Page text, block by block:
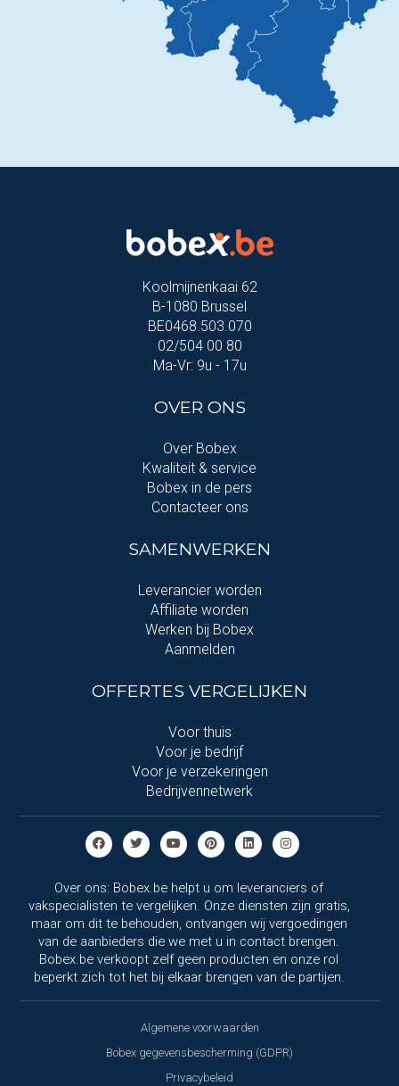
Koolmijnenkaai 62
B-1080 Brussel
BE0468.503.070
02/504 00 80
Ma-Vr: 9u - 17u
OVER ONS
Over Bobex
Kwaliteit & service
Bobex in de pers
Contacteer ons
SAMENWERKEN
Leverancier worden
Affiliate worden
Werken bij Bobex
Aanmelden
OFFERTES VERGELIJKEN
Voor thuis
Voor je bedrijf
Voor je verzekeringen
Bedrijvennetwerk
Over ons: Bobex.be helpt u om leveranciers of
vakspecialisten te vergelijken. Onze diensten zijn gratis,
maar om dit te behouden, ontvangen wij vergoedingen
van de aanbieders die we met u in contact brengen.
Bobex.be verkoopt zelf geen producten en onze rol
beperkt zich tot het bij elkaar brengen van de partijen.
Algemene voorwaarden
Bobex gegevensbescherming (GDPR)
Privacybeleid